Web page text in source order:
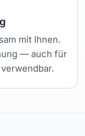
mit Ihnen.
— auch für